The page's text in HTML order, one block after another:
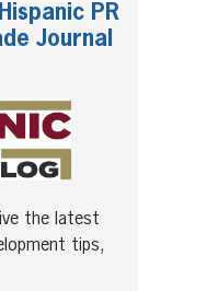
PR
Journal
the latest
tips,